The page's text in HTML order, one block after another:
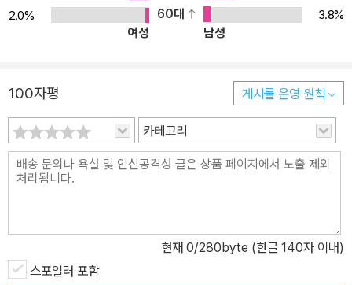
을 열었다. 350만 독자가 애타게 기다려온 박시백의 새 작품은 고려
시대로 무대를 옮겼다. 《박시백의 조선왕조실록》을 완간한 지 10년
사(正史) 사료에 엄정히 기반한 내용의 신뢰성과 남녀노소 누구나
역사 속으로 순식간에 빠져들게 하는 만화적 흡인력은 여전히 독보적
이며, 사료에는 채 다 적히지 못한 역사의 행간을 읽어주는 저자의 날
카로운 시선은 독자들의 지적 여정을 줄곧 풍성하게 이끌어준다. 낯
설기만 했던 고려시대가 물 흐르듯 읽히며 한눈에 이해되게끔 하는
탄탄한 이야기 구성은 더욱 영글었고, 한결 또렷하고 세밀해진 작화
자랑한다. 2022년 3월 《박시백의 고려사》 첫 권이 출간되어 다섯 권
으로 완간하기까지 박시백과 그의 만화를 사랑하는 열혈 애독자들의
뜨거운 응답과 성원이 쏟아졌다. 팟캐스트 방송 〈팟캐스트 박시백의
2.0%
60대
3.8%
여성
남성
100자평 게시물 운영 원칙
카테고리
현재 0/280byte (한글 140자 이내)
스포일러 포함